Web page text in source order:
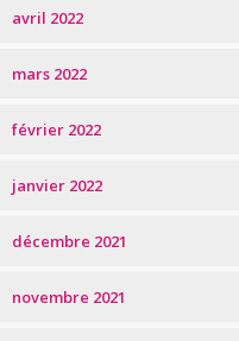
avril 2022
mars 2022
février 2022
janvier 2022
décembre 2021
novembre 2021